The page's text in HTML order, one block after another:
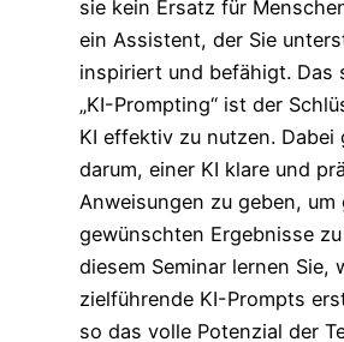
sie kein Ersatz für
ein Assistent, der Sie
inspiriert und befähigt. Das
„KI-Prompting“ ist der
KI effektiv zu nutzen. Dabei
darum, einer KI klare und
Anweisungen zu geben, um
gewünschten Ergebnisse
diesem Seminar lernen Sie,
zielführende KI-Prompts
so das volle Potenzial der